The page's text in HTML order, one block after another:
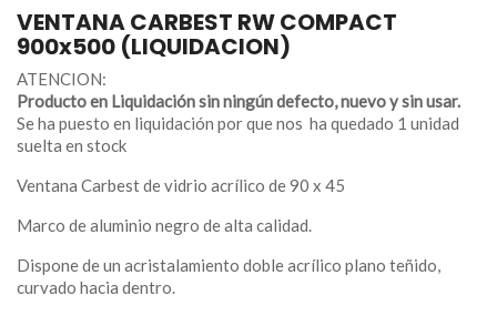
VENTANA CARBEST RW COMPACT
900x500 (LIQUIDACION)
ATENCION:
Producto en Liquidación sin ningún defecto, nuevo y sin usar.
Se ha puesto en liquidación por que nos ha quedado 1 unidad
suelta en stock
Ventana Carbest de vidrio acrílico de 90 x 45
Marco de aluminio negro de alta calidad.
Dispone de un acristalamiento doble acrílico plano teñido,
curvado hacia dentro.